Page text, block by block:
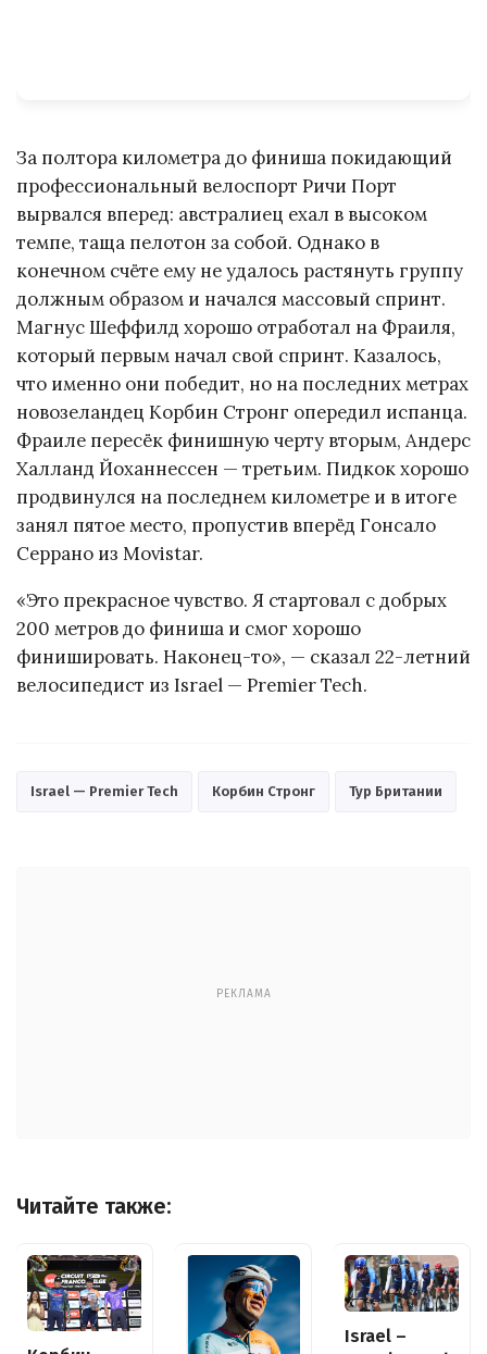
За полтора километра до финиша покидающий
профессиональный велоспорт Ричи Порт
вырвался вперед: австралиец ехал в высоком
темпе, таща пелотон за собой. Однако в
конечном счёте ему не удалось растянуть группу
должным образом и начался массовый спринт.
Магнус Шеффилд хорошо отработал на Фраиля,
который первым начал свой спринт. Казалось,
что именно они победит, но на последних метрах
новозеландец Корбин Стронг опередил испанца.
Фраиле пересёк финишную черту вторым, Андерс
Халланд Йоханнессен — третьим. Пидкок хорошо
продвинулся на последнем километре и в итоге
занял пятое место, пропустив вперёд Гонсало
Серрано из Movistar.
«Это прекрасное чувство. Я стартовал с добрых
200 метров до финиша и смог хорошо
финишировать. Наконец-то», — сказал 22-летний
велосипедист из Israel — Premier Tech.
Israel — Premier Tech Корбин Стронг Тур Британии
РЕКЛАМА
Читайте также:
Israel –